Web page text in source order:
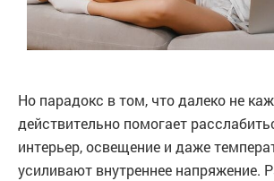
Но парадокс в том, что далеко не
действительно помогает
интерьер, освещение и даже
усиливают внутреннее напряжение.